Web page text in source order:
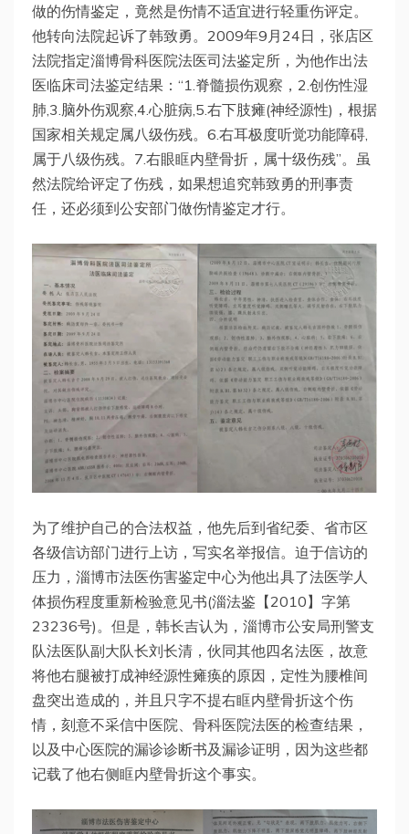
做的伤情鉴定，竟然是伤情不适宜进行轻重伤评定。
他转向法院起诉了韩致勇。2009年9月24日，张店区
法院指定淄博骨科医院法医司法鉴定所，为他作出法
医临床司法鉴定结果：“1.脊髓损伤观察，2.创伤性湿
肺,3.脑外伤观察,4.心脏病,5.右下肢瘫(神经源性)，根据
国家相关规定属八级伤残。6.右耳极度听觉功能障碍,
属于八级伤残。7.右眼眶内壁骨折，属十级伤残”。虽
然法院给评定了伤残，如果想追究韩致勇的刑事责
任，还必须到公安部门做伤情鉴定才行。
为了维护自己的合法权益，他先后到省纪委、省市区
各级信访部门进行上访，写实名举报信。迫于信访的
压力，淄博市法医伤害鉴定中心为他出具了法医学人
体损伤程度重新检验意见书(淄法鉴【2010】字第
23236号)。但是，韩长吉认为，淄博市公安局刑警支
队法医队副大队长刘长清，伙同其他四名法医，故意
将他右腿被打成神经源性瘫痪的原因，定性为腰椎间
盘突出造成的，并且只字不提右眶内壁骨折这个伤
情，刻意不采信中医院、骨科医院法医的检查结果，
以及中心医院的漏诊诊断书及漏诊证明，因为这些都
记载了他右侧眶内壁骨折这个事实。